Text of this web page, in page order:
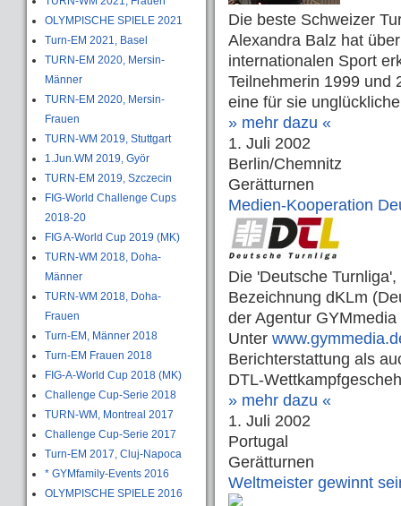
OLYMPISCHE SPIELE 2021
Turn-EM 2021, Basel
TURN-EM 2020, Mersin-
Männer
TURN-EM 2020, Mersin-
Frauen
TURN-WM 2019, Stuttgart
1.Jun.WM 2019, Györ
TURN-EM 2019, Szczecin
FIG-World Challenge Cups
2018-20
FIG A-World Cup 2019 (MK)
TURN-WM 2018, Doha-
Männer
TURN-WM 2018, Doha-
Frauen
Turn-EM, Männer 2018
Turn-EM Frauen 2018
FIG-A-World Cup 2018 (MK)
Challenge Cup-Serie 2018
TURN-WM, Montreal 2017
Challenge Cup-Serie 2017
Turn-EM 2017, Cluj-Napoca
* GYMfamily-Events 2016
OLYMPISCHE SPIELE 2016
Die beste Schweizer
Alexandra Balz hat
internationalen Sport
Teilnehmerin 1999 und
eine für sie
» mehr dazu «
1. Juli 2002
Berlin/Chemnitz
Gerätturnen
Medien-Kooperation
Die 'Deutsche
Bezeichnung dKLm
der Agentur
Unter
Berichterstattung als
DTL-
» mehr dazu «
1. Juli 2002
Portugal
Gerätturnen
Weltmeister gewinnt